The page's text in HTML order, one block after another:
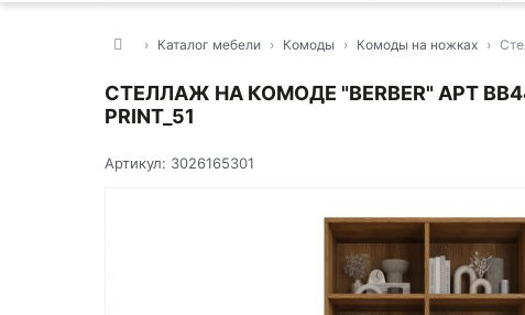
Каталог мебели Комоды Комоды на ножках
СТЕЛЛАЖ НА КОМОДЕ "BERBER" АРТ
PRINT_51
Артикул: 3026165301